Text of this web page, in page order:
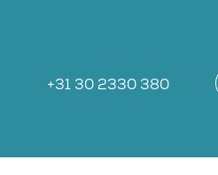
+31 30 2330 380